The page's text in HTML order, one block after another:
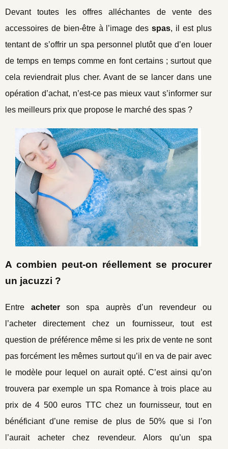
Devant toutes les offres alléchantes de vente des
accessoires de bien-être à l’image desspas, il est plus
tentant de s’offrir un spa personnel plutôt que d’en louer
de temps en temps comme en font certains ; surtout que
cela reviendrait plus cher. Avant de se lancer dans une
opération d’achat, n’est-ce pas mieux vaut s’informer sur
les meilleurs prix que propose le marché des spas ?
A combien peut-on réellement se procurer
un jacuzzi ?
Entre acheterson spa auprès d’un revendeur ou
l’acheter directement chez un fournisseur, tout est
question de préférence même si les prix de vente ne sont
pas forcément les mêmes surtout qu’il en va de pair avec
le modèle pour lequel on aurait opté. C’est ainsi qu’on
trouvera par exemple un spa Romance à trois place au
prix de 4 500 euros TTC chez un fournisseur, tout en
bénéficiant d’une remise de plus de 50% que si l’on
l’aurait acheter chez revendeur. Alors qu’un spa